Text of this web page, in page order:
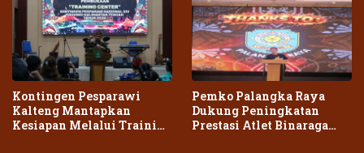
Kontingen Pesparawi
Kalteng Mantapkan
Kesiapan Melalui Training
Pemko Palangka Raya
Dukung Peningkatan
Prestasi Atlet Binaraga